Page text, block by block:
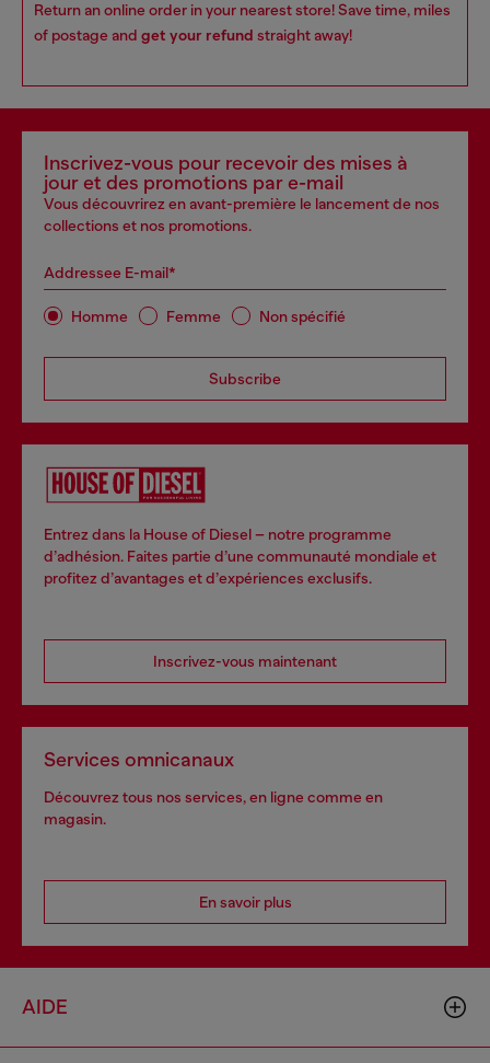
Return an online order in your nearest store! Save time, miles
of postage and get your refund straight away!
Inscrivez-vous pour recevoir des mises à
jour et des promotions par e-mail
Vous découvrirez en avant-première le lancement de nos
collections et nos promotions.
Addressee E-mail*
Homme Femme Non spécifié
Subscribe
Entrez dans la House of Diesel – notre programme
d’adhésion. Faites partie d’une communauté mondiale et
profitez d’avantages et d’expériences exclusifs.
Inscrivez-vous maintenant
Services omnicanaux
Découvrez tous nos services, en ligne comme en
magasin.
En savoir plus
AIDE